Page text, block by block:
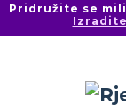
Pridružite se